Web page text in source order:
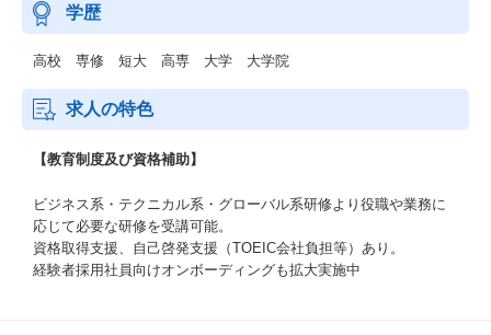
学歴
高校 専修 短大 高専 大学 大学院
求人の特色
【教育制度及び資格補助】
ビジネス系・テクニカル系・グローバル系研修より役職や業務に
応じて必要な研修を受講可能。
資格取得支援、自己啓発支援（TOEIC会社負担等）あり。
経験者採用社員向けオンボーディングも拡大実施中